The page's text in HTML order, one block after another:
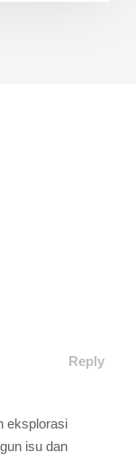
Reply
eksplorasi
isu dan